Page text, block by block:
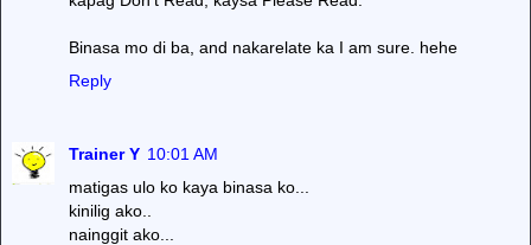
Binasa mo di ba, and nakarelate ka I am sure. hehe
Reply
Trainer Y 10:01 AM
matigas ulo ko kaya binasa ko...
kinilig ako..
nainggit ako...